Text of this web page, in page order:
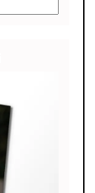
عن: